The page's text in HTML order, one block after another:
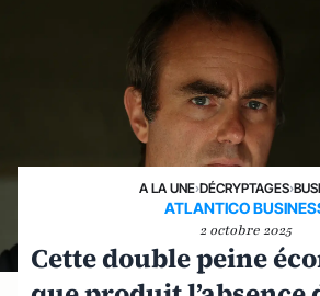
A LA UNE›DÉCRYPTAGES›
ATLANTICO
2 octobre 2025
Cette double peine